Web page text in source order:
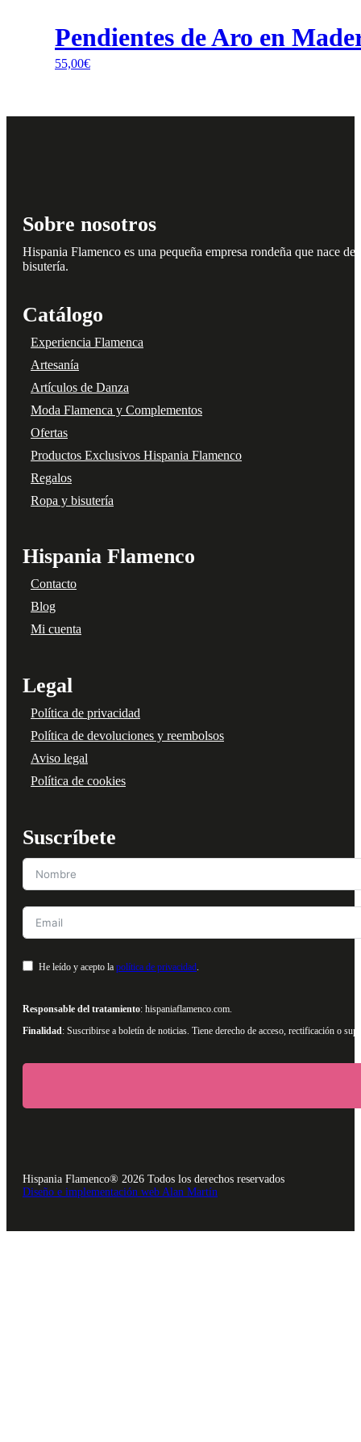
Pendientes de Aro en
55,00€
múltiples
variantes.
Las
Sobre nosotros
Hispania Flamenco es una pequeña empresa rondeña que nace
bisutería.
Catálogo
Experiencia Flamenca
Artesanía
Artículos de Danza
Moda Flamenca y Complementos
Ofertas
Productos Exclusivos Hispania Flamenco
Regalos
Ropa y bisutería
Hispania Flamenco
Contacto
Blog
Mi cuenta
Legal
Política de privacidad
Política de devoluciones y reembolsos
Aviso legal
Política de cookies
Suscríbete
He leído y acepto la política de privacidad
Responsable del tratamiento: hispaniaflamenco.com.
Finalidad: Suscribirse a boletín de noticias. Tiene derecho de acceso, rectificación o
Hispania Flamenco® 2026 Todos los derechos reservados
Diseño e implementación web Alan Martín